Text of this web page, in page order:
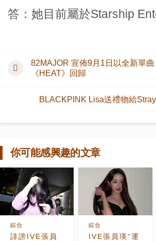
答：她目前屬於Starship
82MAJOR 宣佈9月1日以全新單曲
《HEAT》回歸
BLACKPINK Lisa送禮物給Stray
你可能感興趣的文章
誹謗IVE張員
綜合
IVE張員瑛“運
綜合